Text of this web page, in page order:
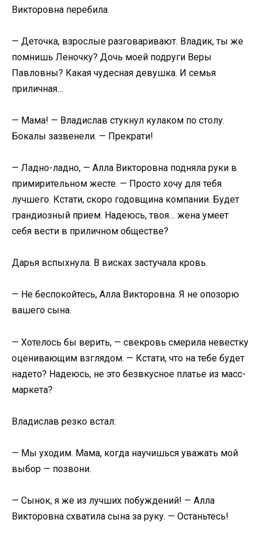
Викторовна перебила.
— Деточка, взрослые разговаривают. Владик, ты же
помнишь Леночку? Дочь моей подруги Веры
Павловны? Какая чудесная девушка. И семья
приличная…
— Мама! — Владислав стукнул кулаком по столу.
Бокалы зазвенели. — Прекрати!
— Ладно-ладно, — Алла Викторовна подняла руки в
примирительном жесте. — Просто хочу для тебя
лучшего. Кстати, скоро годовщина компании. Будет
грандиозный прием. Надеюсь, твоя… жена умеет
себя вести в приличном обществе?
Дарья вспыхнула. В висках застучала кровь.
— Не беспокойтесь, Алла Викторовна. Я не опозорю
вашего сына.
— Хотелось бы верить, — свекровь смерила невестку
оценивающим взглядом. — Кстати, что на тебе будет
надето? Надеюсь, не это безвкусное платье из масс-
маркета?
Владислав резко встал:
— Мы уходим. Мама, когда научишься уважать мой
выбор — позвони.
— Сынок, я же из лучших побуждений! — Алла
Викторовна схватила сына за руку. — Останьтесь!